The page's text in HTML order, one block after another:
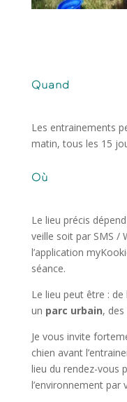
Quand
Les entrainements
matin, tous les 15
Où
Le lieu précis
veille soit par SMS /
l’application
séance.
Le lieu peut être : de
un parc urbain, des
Je vous invite
chien avant
lieu du rendez-vous
l’environnement par